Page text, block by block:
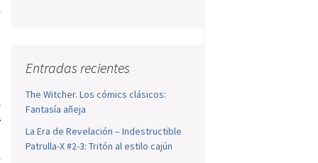
Entradas recientes
The Witcher. Los cómics clásicos:
Fantasía añeja
La Era de Revelación – Indestructible
Patrulla-X #2-3: Tritón al estilo cajún